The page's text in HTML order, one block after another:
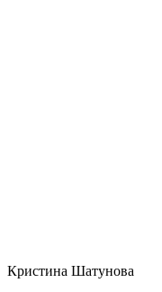
Кристина Шатунова